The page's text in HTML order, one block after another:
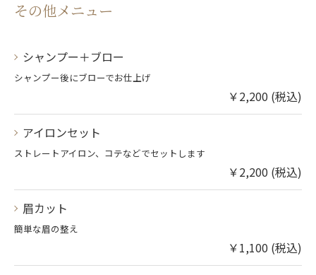
その他メニュー
シャンプー＋ブロー
シャンプー後にブローでお仕上げ
￥2,200 (税込)
アイロンセット
ストレートアイロン、コテなどでセットします
￥2,200 (税込)
眉カット
簡単な眉の整え
￥1,100 (税込)